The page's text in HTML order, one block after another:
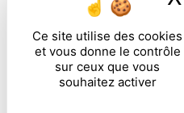
Ce site utilise des cookies
et vous donne le contrôle
sur ceux que vous
souhaitez activer
En cochant cette case,
particulières ci-dessous